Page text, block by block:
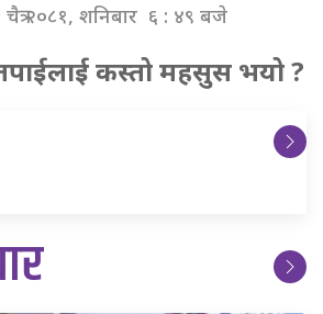
चैत्र २०८१, शनिबार ६ : ४९ बजे
कस्तो महसुस भयो ?